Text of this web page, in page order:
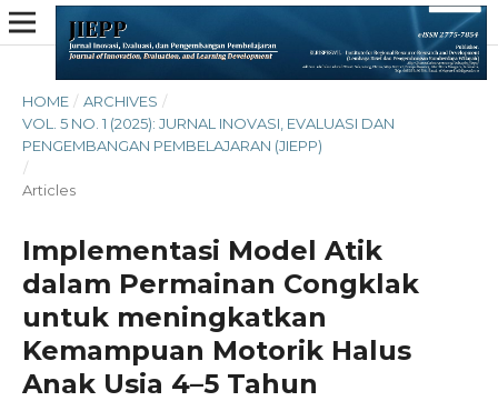
HOME / ARCHIVES /
VOL. 5 NO. 1 (2025): JURNAL INOVASI, EVALUASI DAN
PENGEMBANGAN PEMBELAJARAN (JIEPP)
/
Articles
Implementasi Model Atik
dalam Permainan Congklak
untuk meningkatkan
Kemampuan Motorik Halus
Anak Usia 4–5 Tahun